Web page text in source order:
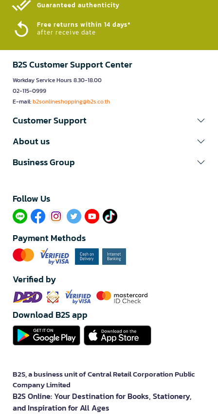
Guaranteed authenticity​
Free returns within 14 days*
after receive date
B2S Customer Support Center
Workday Service Hours 8.30-18.00
02-115-0999
E-mail:b2sonlineshopping@b2s.co.th
Customer Support
About us
Business Group
Follow Us​
Payment Methods
Verified by
Download B2S app
B2S, a business unit of Central Retail Corporation Public
Company Limited
B2S Online: Your Destination for Books, Stationery,
and Inspiration for All Ages